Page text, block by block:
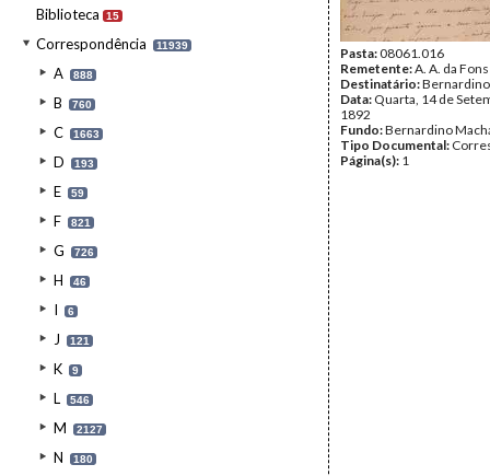
Biblioteca 15
Correspondência 11939
A 888
B 760
C 1663
D 193
E 59
F 821
G 726
H 46
I 6
J 121
K 9
L 546
M 2127
N 180
Pasta:08061.016
Remetente:A. A. da
Destinatário:
Data: Quarta, 14 de
1892
Fundo:Bernardino
Tipo Documental:
Página(s): 1